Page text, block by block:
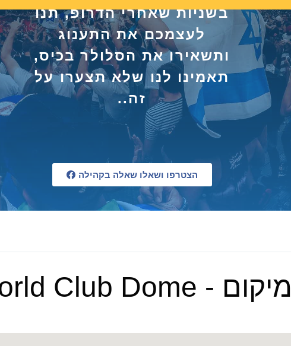
בשניות שאחרי הדרופ, תנו
לעצמכם את התענוג
ותשאירו את הסלולר בכיס,
תאמינו לנו שלא תצערו על
זה..
הצטרפו ושאלו שאלה בקהילה
מיקום - World Club Dome